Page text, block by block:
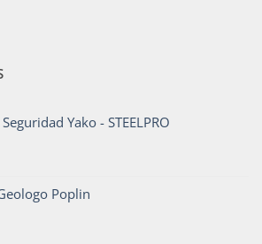
Yako - STEELPRO
Poplin